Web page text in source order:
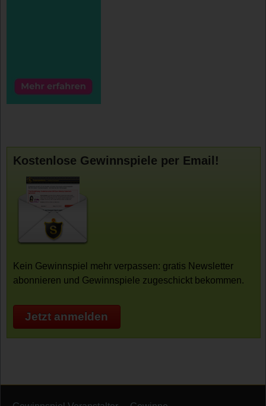
Kostenlose Gewinnspiele per Email!
Kein Gewinnspiel mehr verpassen: gratis Newsletter
abonnieren und Gewinnspiele zugeschickt bekommen.
Jetzt anmelden